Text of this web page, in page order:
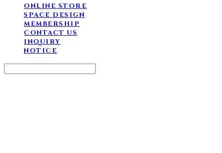
ONLINE STORE
SPACE DESIGN
MEMBERSHIP
CONTACT US
INQUIRY
NOTICE